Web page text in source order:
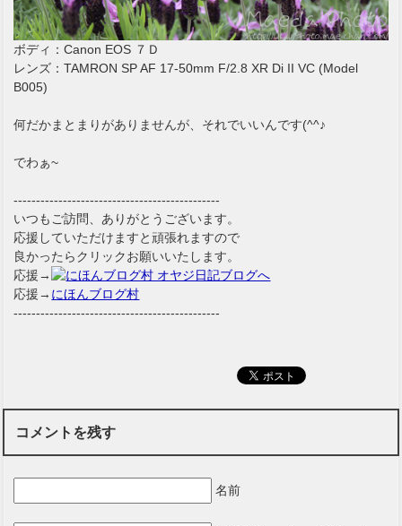
ボディ：Canon EOS ７Ｄ
レンズ：TAMRON SP AF 17-50mm F/2.8 XR Di II VC (Model
B005)
何だかまとまりがありませんが、それでいいんです(^^♪
でわぁ~
----------------------------------------------
いつもご訪問、ありがとうございます。
応援していただけますと頑張れますので
良かったらクリックお願いいたします。
応援→
応援→ にほんブログ村
----------------------------------------------
コメントを残す
名前